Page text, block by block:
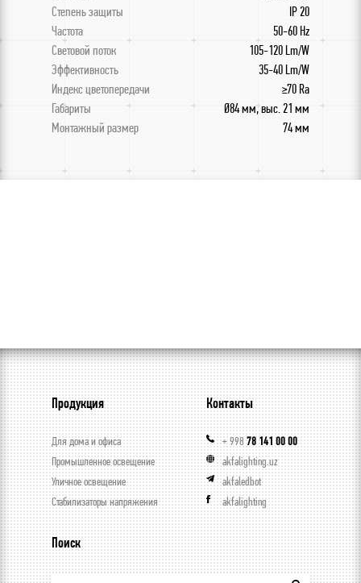
Степень защиты
IP 20
Частота
50-60 Hz
Световой поток
105-120 Lm/W
Эффективность
35-40 Lm/W
Индекс цветопередачи
≥70 Ra
Габариты
Ø84 мм, выс. 21 мм
Монтажный размер
74 мм
Продукция
Для дома и офиса
Промышленное освещение
Уличное освещение
Стабилизаторы напряжения
Контакты
+ 99878 141 00 00
akfalighting.uz
akfaledbot
akfalighting
Поиск